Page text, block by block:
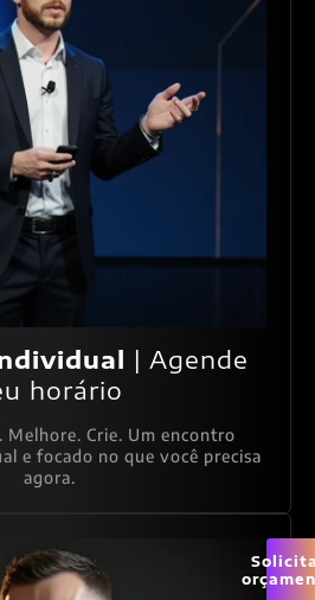
| Agende
horário
Melhore. Crie. Um encontro
e focado no que você precisa
agora.